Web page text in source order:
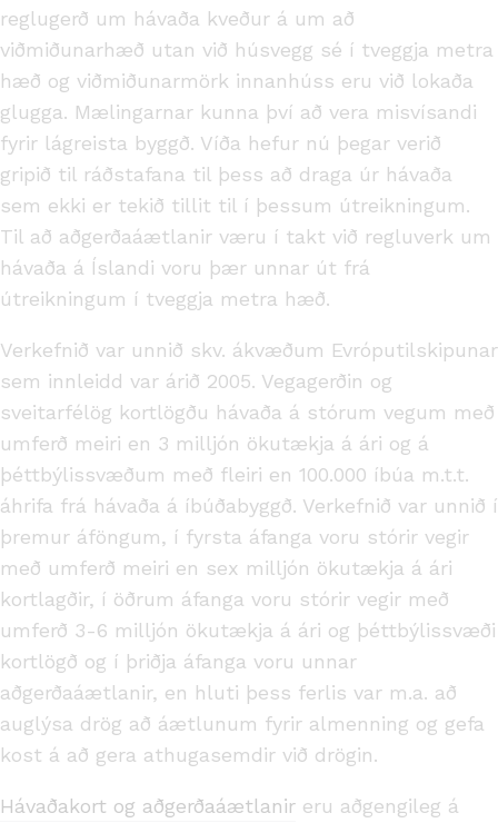
reglugerð um hávaða kveður á um að
viðmiðunarhæð utan við húsvegg sé í tveggja metra
hæð og viðmiðunarmörk innanhúss eru við lokaða
glugga. Mælingarnar kunna því að vera misvísandi
fyrir lágreista byggð. Víða hefur nú þegar verið
gripið til ráðstafana til þess að draga úr hávaða
sem ekki er tekið tillit til í þessum útreikningum.
Til að aðgerðaáætlanir væru í takt við regluverk um
hávaða á Íslandi voru þær unnar út frá
útreikningum í tveggja metra hæð.
Verkefnið var unnið skv. ákvæðum Evróputilskipunar
sem innleidd var árið 2005. Vegagerðin og
sveitarfélög kortlögðu hávaða á stórum vegum með
umferð meiri en 3 milljón ökutækja á ári og á
þéttbýlissvæðum með fleiri en 100.000 íbúa m.t.t.
áhrifa frá hávaða á íbúðabyggð. Verkefnið var unnið í
þremur áföngum, í fyrsta áfanga voru stórir vegir
með umferð meiri en sex milljón ökutækja á ári
kortlagðir, í öðrum áfanga voru stórir vegir með
umferð 3-6 milljón ökutækja á ári og þéttbýlissvæði
kortlögð og í þriðja áfanga voru unnar
aðgerðaáætlanir, en hluti þess ferlis var m.a. að
auglýsa drög að áætlunum fyrir almenning og gefa
kost á að gera athugasemdir við drögin.
Hávaðakort og aðgerðaáætlanir eru aðgengileg á